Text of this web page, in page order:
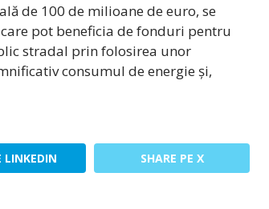
de 100 de milioane de euro, se
pot beneficia de fonduri pentru
stradal prin folosirea unor
consumul de energie și,
LINKEDIN SHARE PE X